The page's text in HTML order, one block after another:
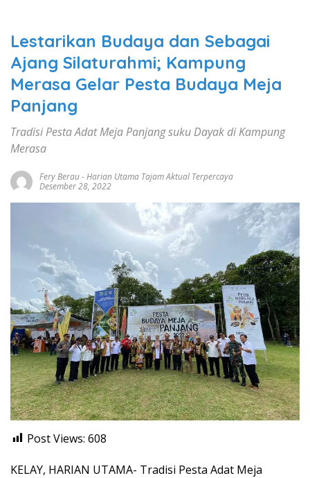
Lestarikan Budaya dan Sebagai
Ajang Silaturahmi; Kampung
Merasa Gelar Pesta Budaya Meja
Panjang
Tradisi Pesta Adat Meja Panjang suku Dayak di Kampung
Merasa
Fery Berau-Harian Utama Tajam Aktual Terpercaya
Desember 28, 2022
Post Views: 608
KELAY, HARIAN UTAMA- Tradisi Pesta Adat Meja